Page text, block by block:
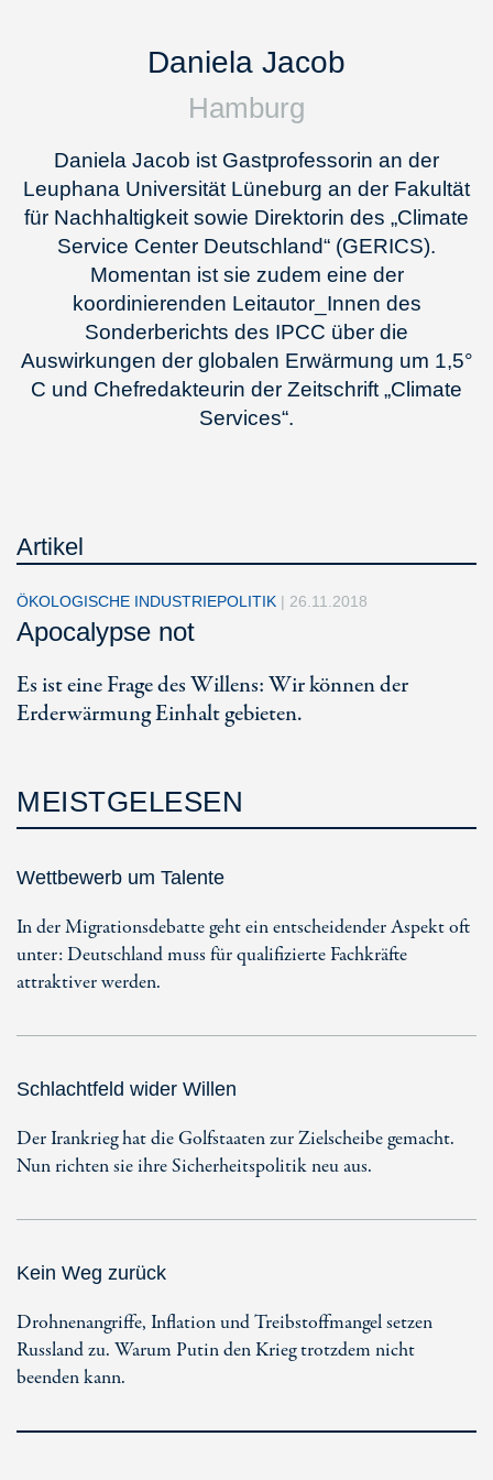
Daniela Jacob
Hamburg
Daniela Jacob ist Gastprofessorin an der
Leuphana Universität Lüneburg an der Fakultät
für Nachhaltigkeit sowie Direktorin des „Climate
Service Center Deutschland“ (GERICS).
Momentan ist sie zudem eine der
koordinierenden Leitautor_Innen des
Sonderberichts des IPCC über die
Auswirkungen der globalen Erwärmung um 1,5°
C und Chefredakteurin der Zeitschrift „Climate
Services“.
Artikel
ÖKOLOGISCHE INDUSTRIEPOLITIK | 26.11.2018
Apocalypse not
Es ist eine Frage des Willens: Wir können der
Erderwärmung Einhalt gebieten.
MEISTGELESEN
Wettbewerb um Talente
In der Migrationsdebatte geht ein entscheidender Aspekt oft
unter: Deutschland muss für qualifizierte Fachkräfte
attraktiver werden.
Schlachtfeld wider Willen
Der Irankrieg hat die Golfstaaten zur Zielscheibe gemacht.
Nun richten sie ihre Sicherheitspolitik neu aus.
Kein Weg zurück
Drohnenangriffe, Inflation und Treibstoffmangel setzen
Russland zu. Warum Putin den Krieg trotzdem nicht
beenden kann.